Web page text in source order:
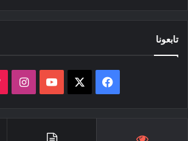
تابعونا
فيسبوك ‫YouTube